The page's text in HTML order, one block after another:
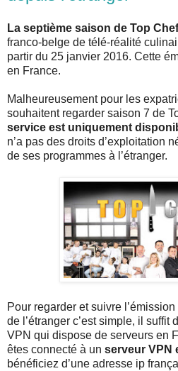
La septième saison de Top Chef
franco-belge de télé-réalité
partir du 25 janvier 2016. Cette
en France.
Malheureusement pour les
souhaitent regarder saison 7 de
service est uniquement
n’a pas des droits d’exploitation
de ses programmes à l’étranger.
Pour regarder et suivre
de l’étranger c’est simple, il suffit
VPN qui dispose de serveurs en
êtes connecté à un serveur VPN
bénéficiez d’une adresse ip